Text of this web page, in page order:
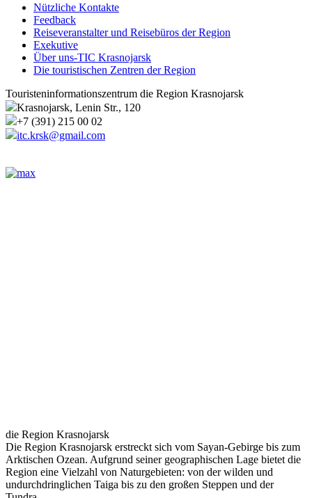
Nützliche Kontakte
Feedback
Reiseveranstalter und Reisebüros der Region
Exekutive
Über uns-TIC Krasnojarsk
Die touristischen Zentren der Region
Touristeninformationszentrum die Region Krasnojarsk
Krasnojarsk, Lenin Str., 120
+7 (391) 215 00 02
itc.krsk@gmail.com
die Region Krasnojarsk
Die Region Krasnojarsk erstreckt sich vom Sayan-Gebirge bis zum
Arktischen Ozean. Aufgrund seiner geographischen Lage bietet die
Region eine Vielzahl von Naturgebieten: von der wilden und
undurchdringlichen Taiga bis zu den großen Steppen und der